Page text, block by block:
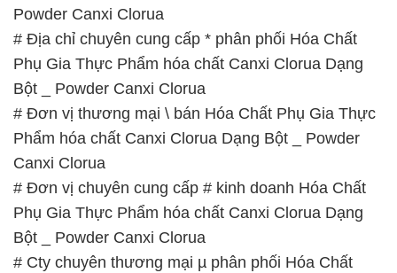
Powder Canxi Clorua
# Địa chỉ chuyên cung cấp * phân phối Hóa Chất
Phụ Gia Thực Phẩm hóa chất Canxi Clorua Dạng
Bột _ Powder Canxi Clorua
# Đơn vị thương mại \ bán Hóa Chất Phụ Gia Thực
Phẩm hóa chất Canxi Clorua Dạng Bột _ Powder
Canxi Clorua
# Đơn vị chuyên cung cấp # kinh doanh Hóa Chất
Phụ Gia Thực Phẩm hóa chất Canxi Clorua Dạng
Bột _ Powder Canxi Clorua
# Cty chuyên thương mại µ phân phối Hóa Chất